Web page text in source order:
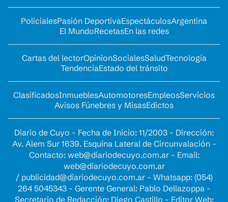
PolicialesPasión DeportivaEspectáculosArgentina
El MundoRecetasEn las redes
Cartas del lectorOpinionSocialesSaludTecnología
TendenciaEstado del tránsito
ClasificadosInmueblesAutomotoresEmpleosServicios
Avisos Fúnebres y MisasEdictos
Diario de Cuyo - Fecha de Inicio: 11/2003 - Dirección:
Av. Alem Sur 1639. Esquina Lateral de Circunvalación -
Contacto: web@diariodecuyo.com.ar- Email:
web@diariodecuyo.com.ar
/ publicidad@diariodecuyo.com.ar- Whatsapp: (054)
264 5045343 - Gerente General: Pablo Dellazoppa -
Secretario de Redacción: Diego Castillo - Editor Web: